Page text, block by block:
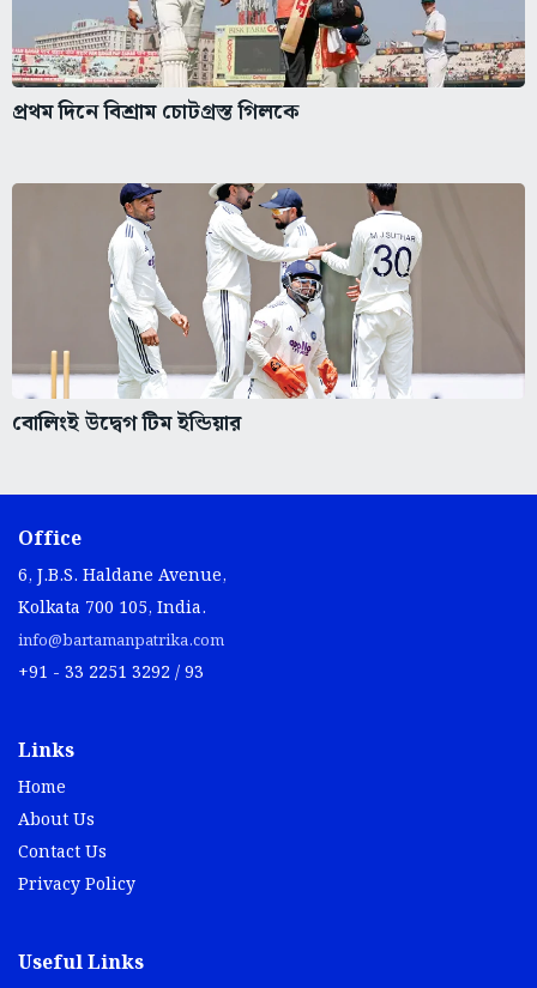
প্রথম দিনে বিশ্রাম চোটগ্রস্ত গিলকে
বোলিংই উদ্বেগ টিম ইন্ডিয়ার
Office
6, J.B.S. Haldane Avenue,
Kolkata 700 105, India.
info@bartamanpatrika.com
+91 - 33 2251 3292 / 93
Links
Home
About Us
Contact Us
Privacy Policy
Useful Links